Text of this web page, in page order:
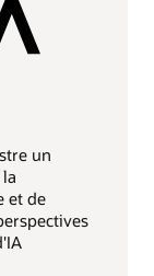
un
et de